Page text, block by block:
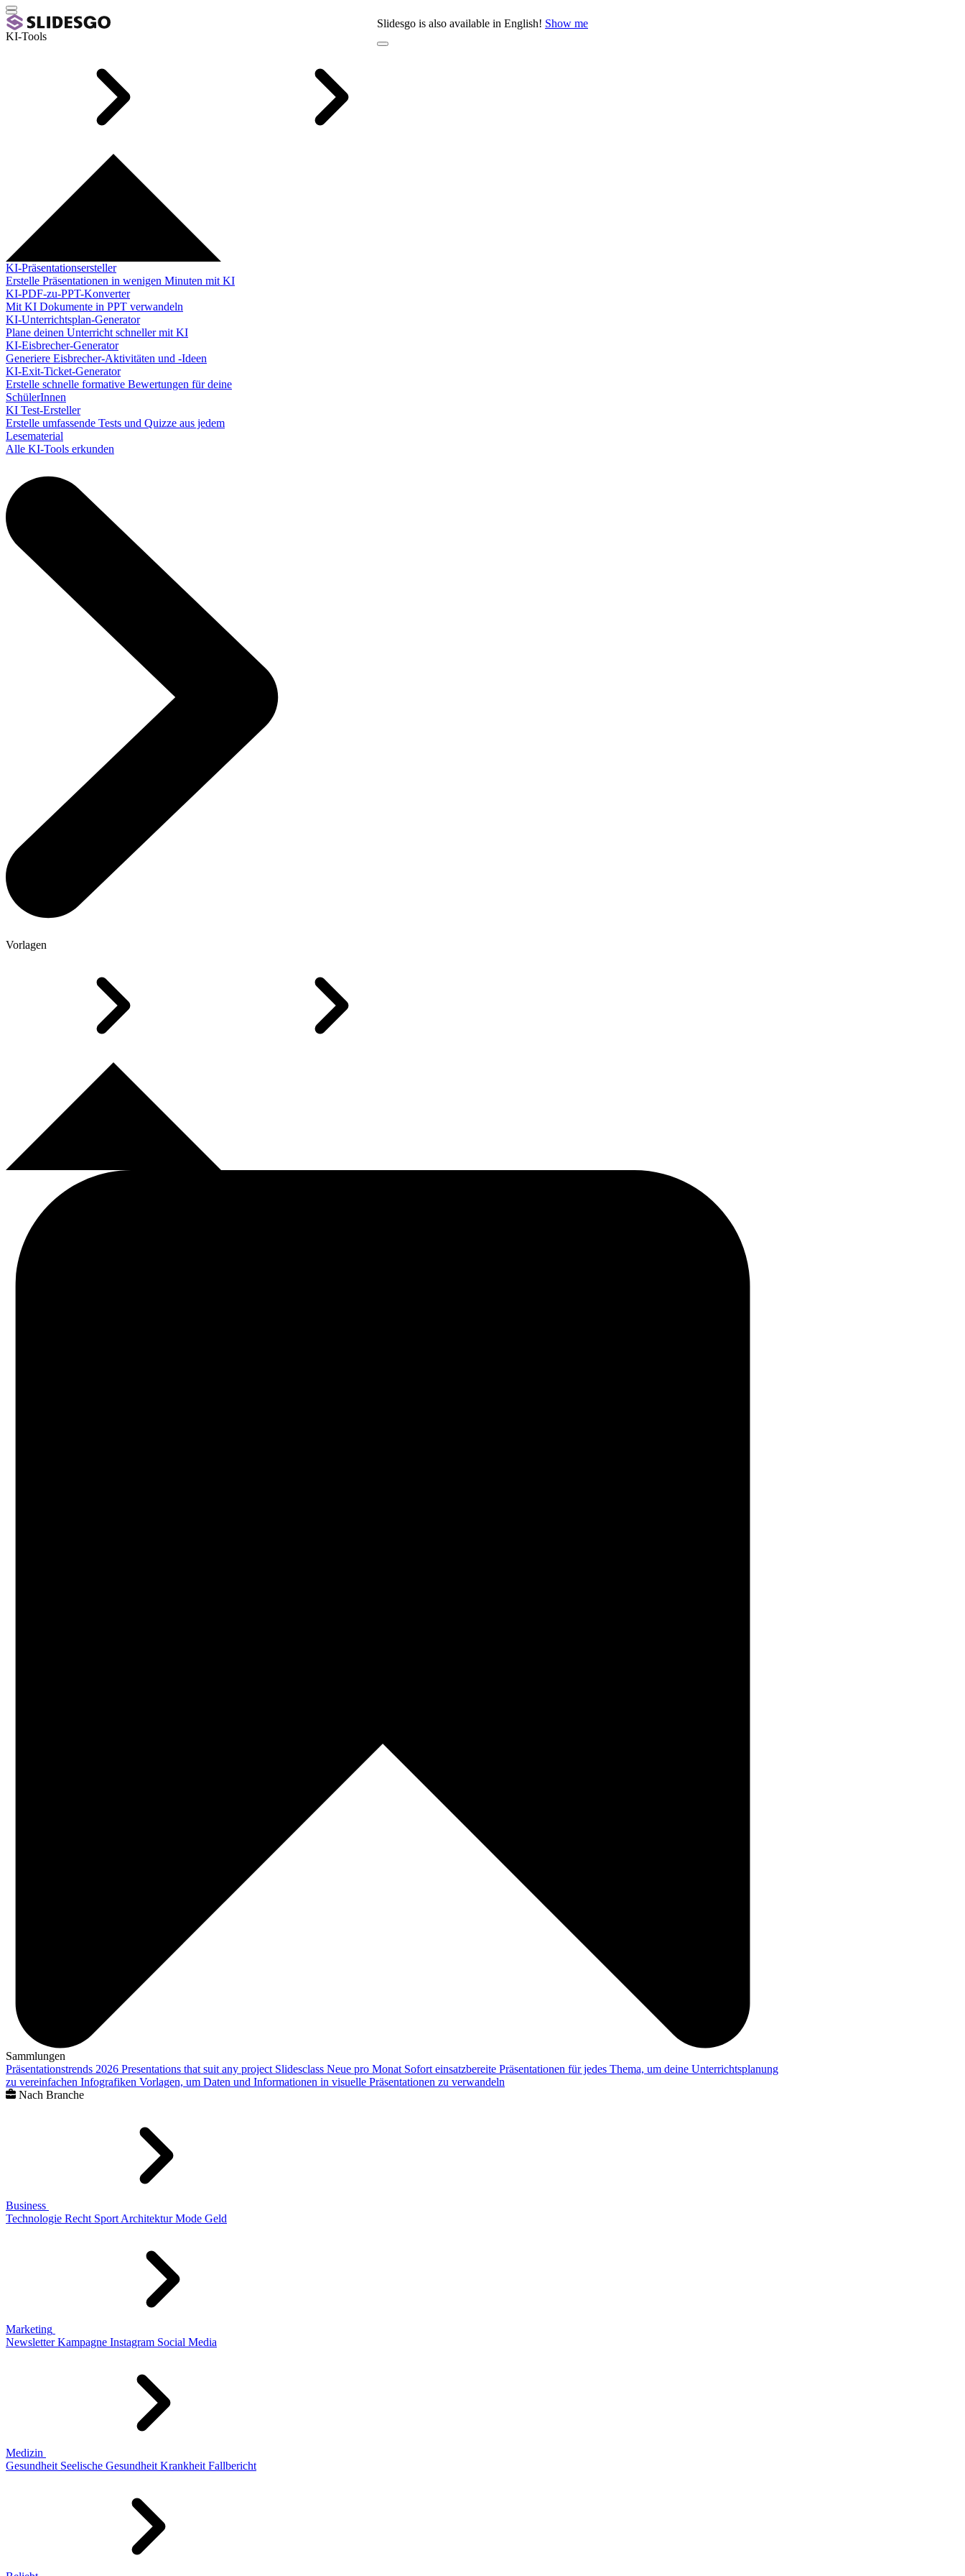
Slidesgo is also available in English! Show me
KI-Tools
KI-Präsentationsersteller
Erstelle Präsentationen in wenigen Minuten mit KI
KI-PDF-zu-PPT-Konverter
Mit KI Dokumente in PPT verwandeln
KI-Unterrichtsplan-Generator
Plane deinen Unterricht schneller mit KI
KI-Eisbrecher-Generator
Generiere Eisbrecher-Aktivitäten und -Ideen
KI-Exit-Ticket-Generator
Erstelle schnelle formative Bewertungen für deine
SchülerInnen
KI Test-Ersteller
Erstelle umfassende Tests und Quizze aus jedem
Lesematerial
Alle KI-Tools erkunden
Vorlagen
Sammlungen
Präsentationstrends 2026 Presentations that suit any project Slidesclass Neue pro Monat Sofort einsatzbereite Präsentationen für jedes Thema, um deine Unterrichtsplanung
zu vereinfachen Infografiken Vorlagen, um Daten und Informationen in visuelle Präsentationen zu verwandeln
Nach Branche
Business
Technologie Recht Sport Architektur Mode Geld
Marketing
Newsletter Kampagne Instagram Social Media
Medizin
Gesundheit Seelische Gesundheit Krankheit Fallbericht